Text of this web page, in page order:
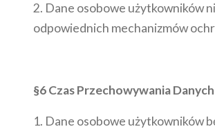
2. Dane osobowe użytkowników
odpowiednich mechanizmów
§6 Czas Przechowywania Danych
1. Dane osobowe użytkowników